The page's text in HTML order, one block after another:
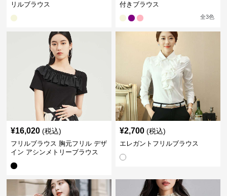
リルブラウス
付きブラウス
全3色
¥16,020 (税込)
フリルブラウス 胸元フリル デザ
イン アシンメトリーブラウス
¥2,700 (税込)
エレガントフリルブラウス